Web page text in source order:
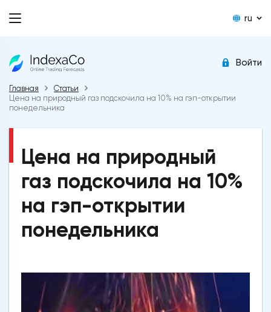
ru
Войти
Главная
Статьи
Цена на природный газ подскочила на 10% на гэп-открытии
понедельника
Цена на природный
газ подскочила на 10%
на гэп-открытии
понедельника